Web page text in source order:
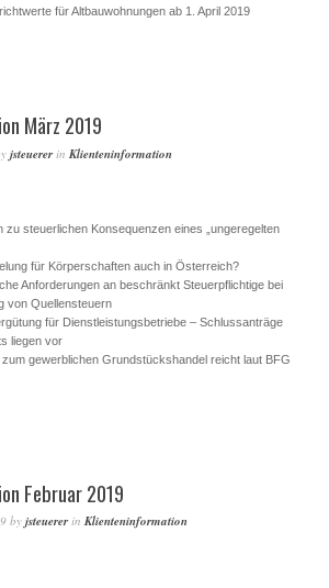
für Altbauwohnungen ab 1. April 2019
März 2019
jsteuerer in Klienteninformation
zu steuerlichen Konsequenzen eines „ungeregelten
für Körperschaften auch in Österreich?
Anforderungen an beschränkt Steuerpflichtige bei
von Quellensteuern
für Dienstleistungsbetriebe – Schlussanträge
liegen vor
gewerblichen Grundstückshandel reicht laut BFG
Februar 2019
by jsteuerer in Klienteninformation